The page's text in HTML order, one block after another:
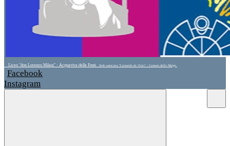
Liceo "don Lorenzo Milani" - Acquaviva delle Fonti Sede associata "Leonardo da Vinci" - Cassano delle Murge
Facebook
Instagram